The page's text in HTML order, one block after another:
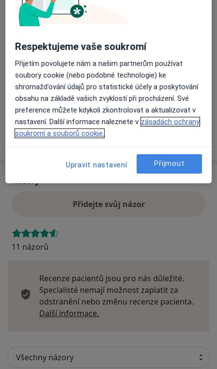
Přiblížit mapu
Dostupnost
Na této adrese online kalendář není aktivní
Co mám v takové situaci udělat?
Způsoby platby (soukromé návštěvy)
Na teto adrese lékař přijímá pacienty na pojišťovnu
Detaily
Více
Názory
Přidejte svůj názor
11 názorů
Recenze pacientů jsou pro nás důležité.
Specialisté nemají možnost zaplatit za
odstranění nebo změnu recenze pacienta.
Další informace.
Respektujeme vaše soukromí
Přijetím povolujete nám a našim partnerům používat
soubory cookie (nebo podobné technologie) ke
shromažďování údajů pro statistické účely a poskytování
obsahu na základě vašich zvyklostí při procházení. Své
preference můžete kdykoli zkontrolovat a aktualizovat v
nastavení. Další informace naleznete v zásadách ochrany
soukromí a souborů cookie.
Upravit nastavení Přijmout